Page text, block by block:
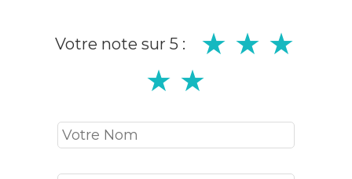
Votre note sur 5 :